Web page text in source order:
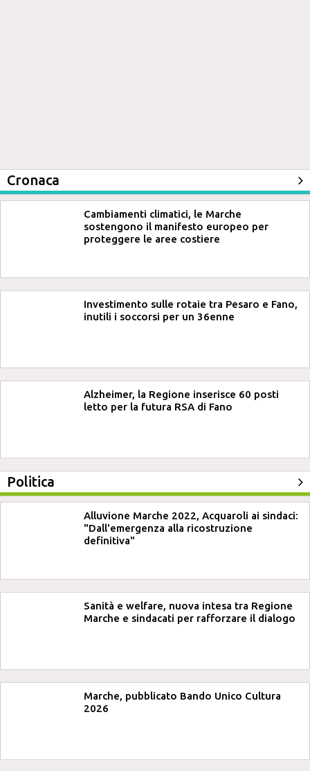
Cronaca
Cambiamenti climatici, le Marche
sostengono il manifesto europeo per
proteggere le aree costiere
Investimento sulle rotaie tra Pesaro e Fano,
inutili i soccorsi per un 36enne
Alzheimer, la Regione inserisce 60 posti
letto per la futura RSA di Fano
Politica
Alluvione Marche 2022, Acquaroli ai sindaci:
"Dall'emergenza alla ricostruzione
definitiva"
Sanità e welfare, nuova intesa tra Regione
Marche e sindacati per rafforzare il dialogo
Marche, pubblicato Bando Unico Cultura
2026